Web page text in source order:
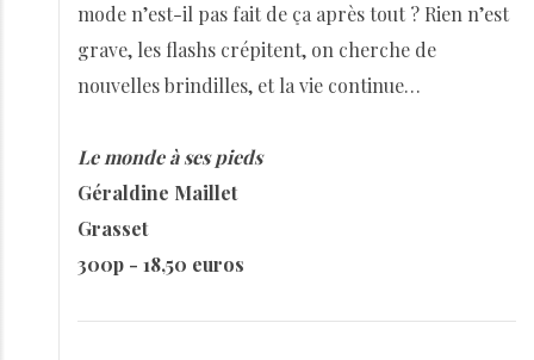
mode n’est-il pas fait de ça après tout ? Rien n’est
grave, les flashs crépitent, on cherche de
nouvelles brindilles, et la vie continue…
Le monde à ses pieds
Géraldine Maillet
Grasset
300p - 18,50 euros